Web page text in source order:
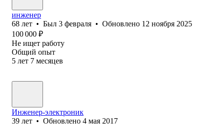
инженер
68 лет • Был 3 февраля • Обновлено 12 ноября 2025
100 000 ₽
Не ищет работу
Общий опыт
5 лет 7 месяцев
Инженер-электроник
39 лет • Обновлено 4 мая 2017